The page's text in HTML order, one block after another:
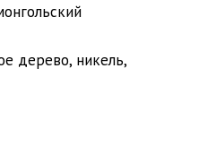
дерево, никель,